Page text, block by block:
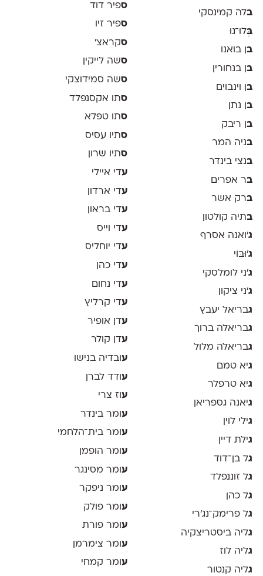
בלה קמינסקי
בְּלוּ־גוּ
בן בואנו
בן בנחורין
בן וינבוים
בן נתן
בן ריבק
בניה המר
בנצי בינדר
בר אפרים
ברק אשר
בתיה קולטון
ג'ואנה אסרף
ג'וּבּוֹי
ג׳ני לומלסקי
ג׳ני ציקון
גבריאל יעבץ
גבריאלה ברוך
גבריאלה מלול
גיא טמם
גיא טרפלר
גיאנה גספריאן
גילי לוין
גילת דיין
גל בן־דוד
גל זוננפלד
גל כהן
גל פרימק־נג׳רי
גליה ביסטריצקיה
גליה לוז
גליה קנטור
ספיר דוד
ספיר זיו
סקראצ׳
סשה לייקין
סשה סמידוצקי
סתו אקסנפלד
סתו טפלא
סתיו עסיס
סתיו שרון
עדי איילי
עדי ארדון
עדי בראון
עדי וייס
עדי יוחליס
עדי כהן
עדי נחום
עדי קרליץ
עדן אופיר
עדן קולר
ע ובדיה בנישו
עודד לברן
ע וז צרי
ע ומר בינדר
עומר בית־הלחמי
ע ומר הופמן
עומר מסינגר
ע ומר ניפקר
ע ומר פולק
עומר פורת
ע ומר צימרמן
עומר קמחי